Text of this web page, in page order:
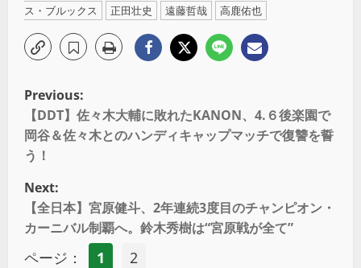
ス・ブルックス
正田壮史 遠藤哲哉 高鹿佑也
Previous:
【DDT】佐々木大輔に敗れたKANON、4.６後楽園で
岡谷＆佐々木とのハンディキャップマッチで復讐を誓
う！
Next:
【全日本】宮原健斗、2年連続3度目のチャンピオン・
カーニバル制覇へ。鈴木秀樹は“宮原戦が全て”
ページ： 1 2